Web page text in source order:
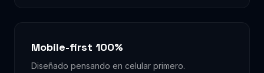
Mobile-first 100%
Diseñado pensando en celular primero.